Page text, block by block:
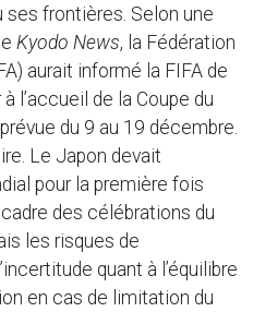
ses frontières. Selon une
Kyodo News, la Fédération
aurait informé la FIFA de
l’accueil de la Coupe du
du 9 au 19 décembre.
Le Japon devait
pour la première fois
des célébrations du
les risques de
quant à l’équilibre
en cas de limitation du